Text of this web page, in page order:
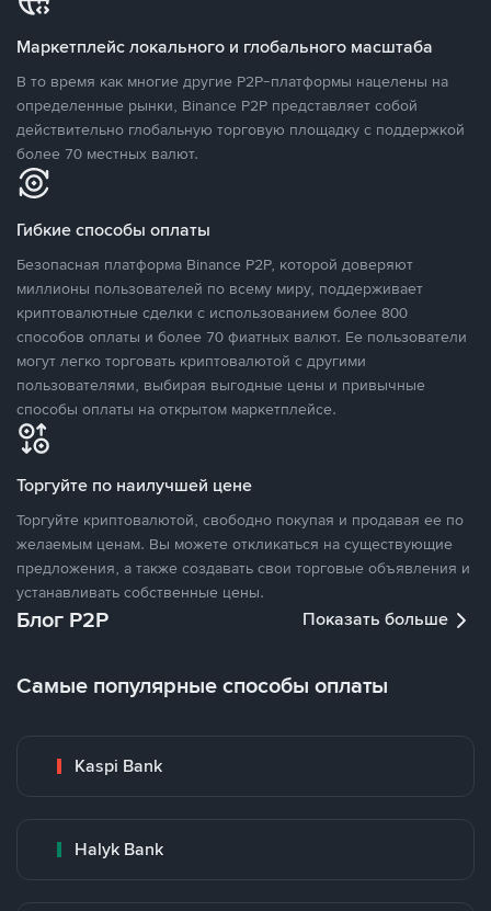
Маркетплейс локального и глобального масштаба
В то время как многие другие P2P-платформы нацелены на
определенные рынки, Binance P2P представляет собой
действительно глобальную торговую площадку с поддержкой
более 70 местных валют.
Гибкие способы оплаты
Безопасная платформа Binance P2P, которой доверяют
миллионы пользователей по всему миру, поддерживает
криптовалютные сделки с использованием более 800
способов оплаты и более 70 фиатных валют. Ее пользователи
могут легко торговать криптовалютой с другими
пользователями, выбирая выгодные цены и привычные
способы оплаты на открытом маркетплейсе.
Торгуйте по наилучшей цене
Торгуйте криптовалютой, свободно покупая и продавая ее по
желаемым ценам. Вы можете откликаться на существующие
предложения, а также создавать свои торговые объявления и
устанавливать собственные цены.
Блог P2P Показать больше
Самые популярные способы оплаты
Kaspi Bank
Halyk Bank